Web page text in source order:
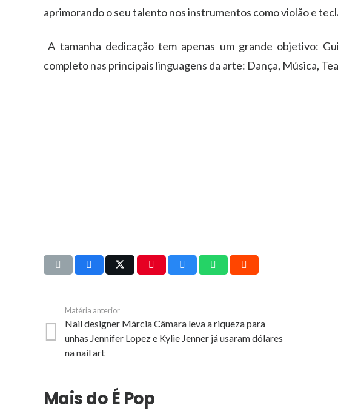
aprimorando o seu talento nos instrumentos como violão e
A tamanha dedicação tem apenas um grande objetivo: Gui
completo nas principais linguagens da arte: Dança, Música,
Matéria anterior
Nail designer Márcia Câmara leva a riqueza para
unhas Jennifer Lopez e Kylie Jenner já usaram dólares
na nail art
Mais do É Pop